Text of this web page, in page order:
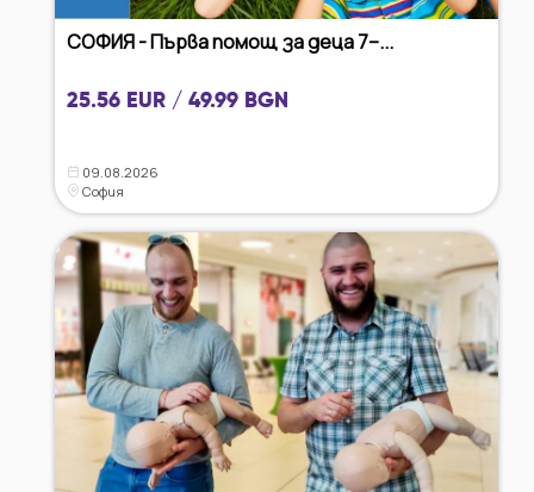
СОФИЯ - Първа помощ за деца 7–...
25.56 EUR / 49.99 BGN
09.08.2026
София